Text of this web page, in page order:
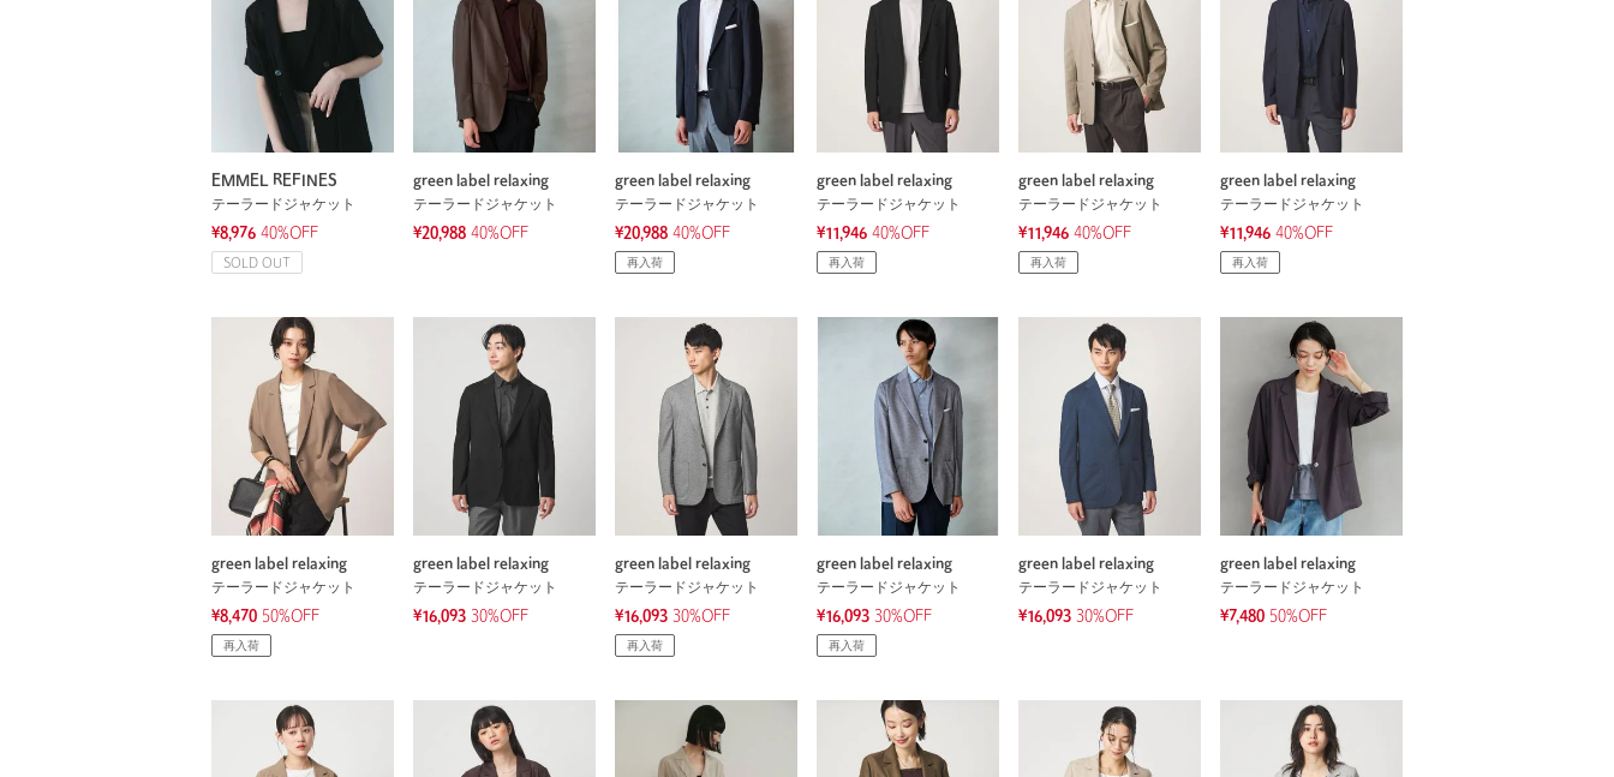
EMMEL REFINES
テーラードジャケット
¥8,976 40%OFF
SOLD OUT
green label relaxing
テーラードジャケット
¥20,988 40%OFF
green label relaxing
テーラードジャケット
¥20,988 40%OFF
再入荷
green label relaxing
テーラードジャケット
¥11,946 40%OFF
再入荷
green label relaxing
テーラードジャケット
¥11,946 40%OFF
再入荷
green label relaxing
テーラードジャケット
¥11,946 40%OFF
再入荷
green label relaxing
テーラードジャケット
¥8,470 50%OFF
再入荷
green label relaxing
テーラードジャケット
¥16,093 30%OFF
green label relaxing
テーラードジャケット
¥16,093 30%OFF
再入荷
green label relaxing
テーラードジャケット
¥16,093 30%OFF
再入荷
green label relaxing
テーラードジャケット
¥16,093 30%OFF
green label relaxing
テーラードジャケット
¥7,480 50%OFF